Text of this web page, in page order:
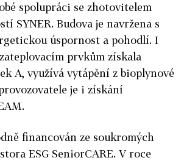
spolupráci se zhotovitelem
SYNER. Budova je navržena s
úspornost a pohodlí. I
prvkům získala
A, využívá vytápění z bioplynové
je i získání
financován ze soukromých
ESG SeniorCARE. V roce